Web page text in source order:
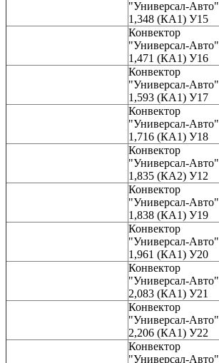
"Универсал-Авто"
1,348 (КА1) У15
Конвектор
"Универсал-Авто"
1,471 (КА1) У16
Конвектор
"Универсал-Авто"
1,593 (КА1) У17
Конвектор
"Универсал-Авто"
1,716 (КА1) У18
Конвектор
"Универсал-Авто"
1,835 (КА2) У12
Конвектор
"Универсал-Авто"
1,838 (КА1) У19
Конвектор
"Универсал-Авто"
1,961 (КА1) У20
Конвектор
"Универсал-Авто"
2,083 (КА1) У21
Конвектор
"Универсал-Авто"
2,206 (КА1) У22
Конвектор
"Универсал-Авто"